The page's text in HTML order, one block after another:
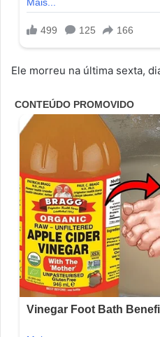
Ele morreu na última sexta,